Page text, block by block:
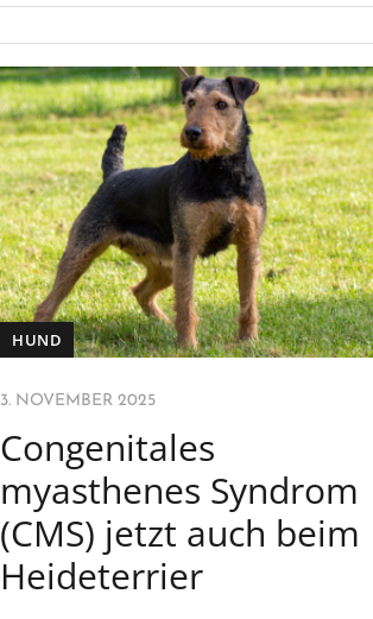
HUND
3. NOVEMBER 2025
Congenitales
myasthenes Syndrom
(CMS) jetzt auch beim
Heideterrier